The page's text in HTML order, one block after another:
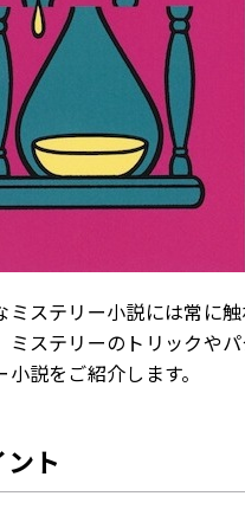
ステリー小説には常に
ステリーのトリックやパ
説をご紹介します。
ト